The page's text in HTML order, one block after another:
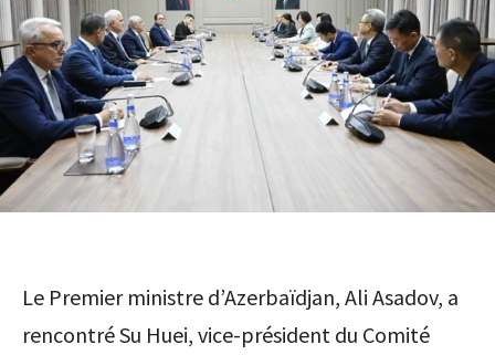
Le Premier ministre d’Azerbaïdjan, Ali Asadov, a
rencontré Su Huei, vice-président du Comité